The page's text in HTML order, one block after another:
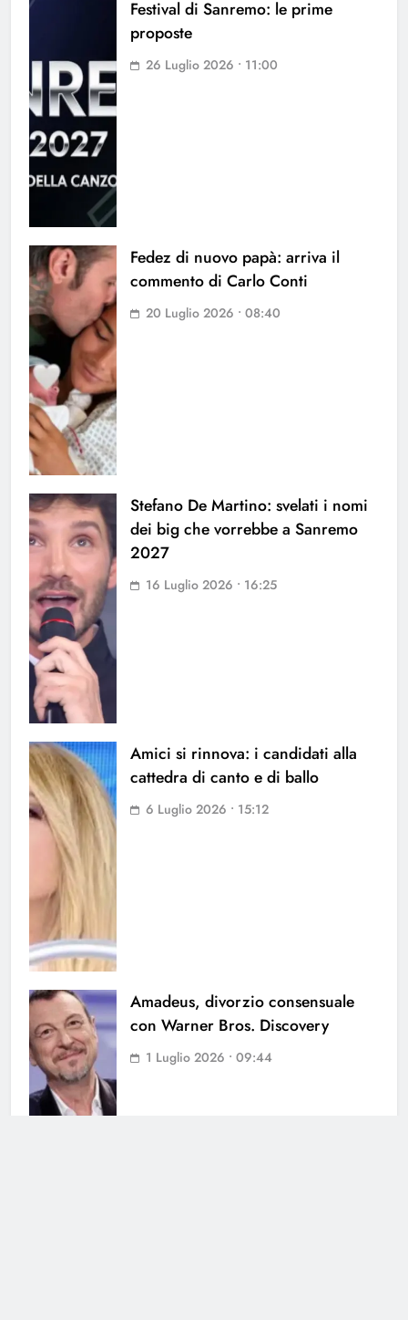
Festival di Sanremo: le prime
proposte
26 Luglio 2026 • 11:00
Fedez di nuovo papà: arriva il
commento di Carlo Conti
20 Luglio 2026 • 08:40
Stefano De Martino: svelati i nomi
dei big che vorrebbe a Sanremo
2027
16 Luglio 2026 • 16:25
Amici si rinnova: i candidati alla
cattedra di canto e di ballo
6 Luglio 2026 • 15:12
Amadeus, divorzio consensuale
con Warner Bros. Discovery
1 Luglio 2026 • 09:44